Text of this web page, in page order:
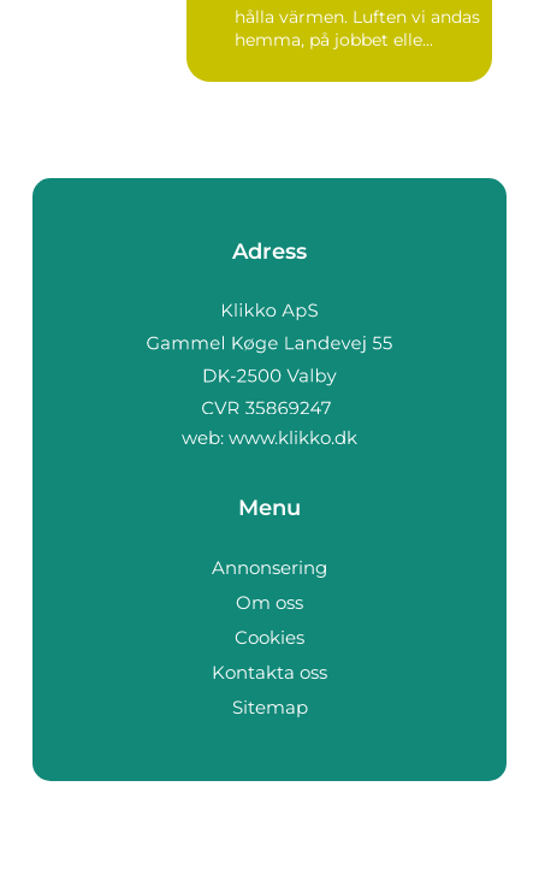
hålla värmen. Luften vi andas
hemma, på jobbet elle...
Adress
web: www.klikko.dk
Menu
Annonsering
Om oss
Cookies
Kontakta oss
Sitemap